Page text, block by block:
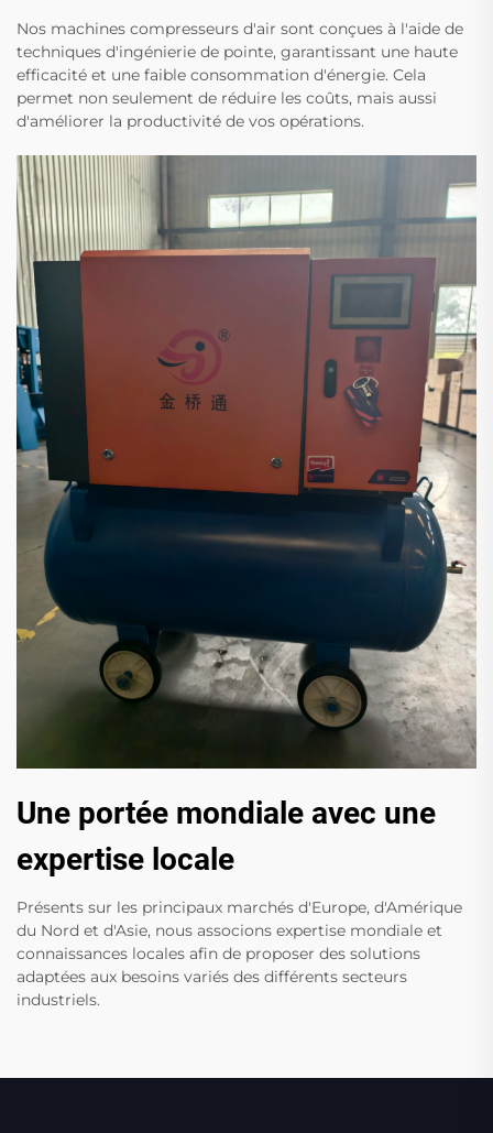
Nos machines compresseurs d'air sont conçues à l'aide de
techniques d'ingénierie de pointe, garantissant une haute
efficacité et une faible consommation d'énergie. Cela
permet non seulement de réduire les coûts, mais aussi
d'améliorer la productivité de vos opérations.
Une portée mondiale avec une
expertise locale
Présents sur les principaux marchés d'Europe, d'Amérique
du Nord et d'Asie, nous associons expertise mondiale et
connaissances locales afin de proposer des solutions
adaptées aux besoins variés des différents secteurs
industriels.